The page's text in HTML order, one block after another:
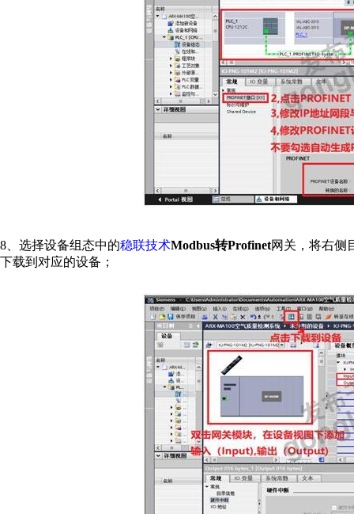
8 、选择设备组态中的稳联技术Modbus转Profinet网关，将右侧
下载到对应的设备；